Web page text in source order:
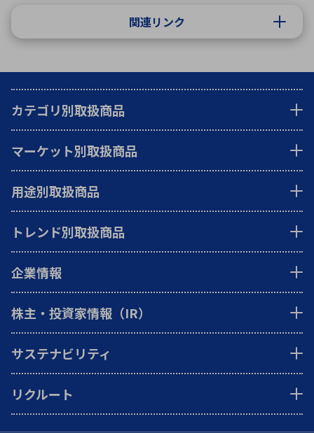
関連リンク
カテゴリ別取扱商品
マーケット別取扱商品
用途別取扱商品
トレンド別取扱商品
企業情報
株主・投資家情報（IR）
サステナビリティ
リクルート